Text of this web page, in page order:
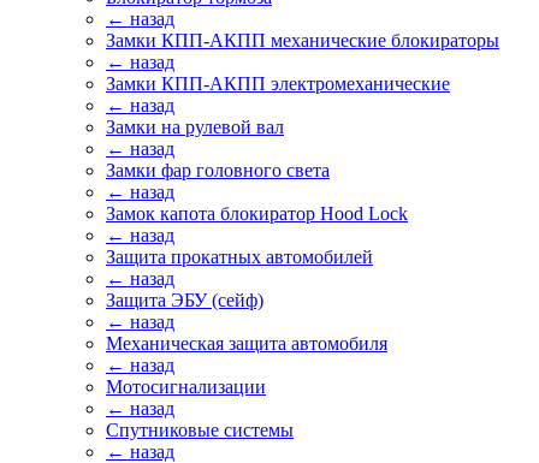
← назад
Замки КПП-АКПП механические блокираторы
← назад
Замки КПП-АКПП электромеханические
← назад
Замки на рулевой вал
← назад
Замки фар головного света
← назад
Замок капота блокиратор Hood Lock
← назад
Защита прокатных автомобилей
← назад
Защита ЭБУ (сейф)
← назад
Механическая защита автомобиля
← назад
Мотосигнализации
← назад
Спутниковые системы
← назад